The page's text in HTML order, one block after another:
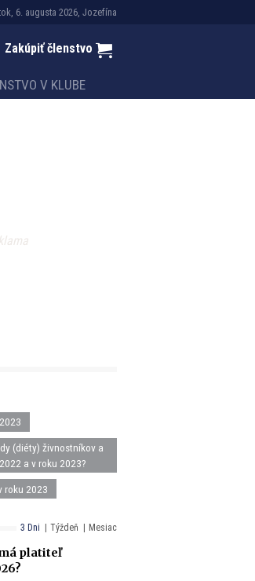
6. augusta 2026, Jozefína
Zakúpiť členstvo
V KLUBE
(diéty) živnostníkov a
a v roku 2023?
roku 2023
3 Dni Týždeň Mesiac
platiteľ